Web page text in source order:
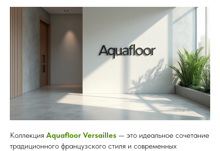
Коллекция Aquafloor Versailles — это идеальное сочетание
традиционного французского стиля и современных